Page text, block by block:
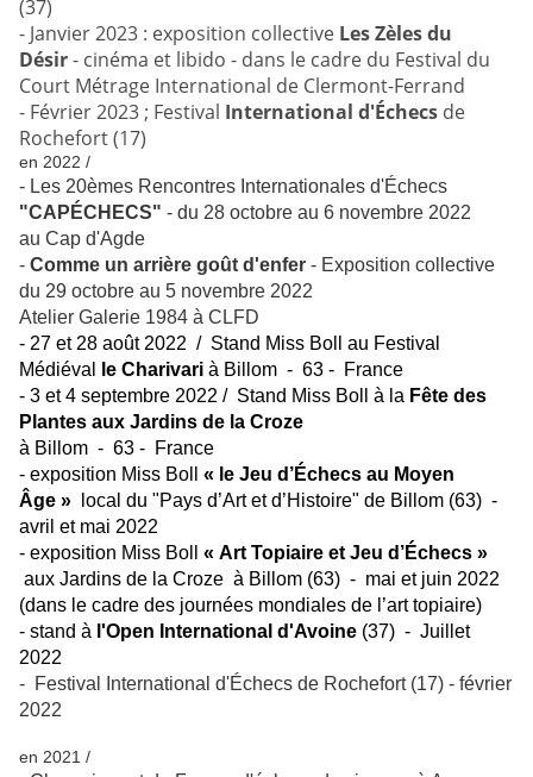
(37)
- Janvier 2023 : exposition collective Les Zèles du
Désir- cinéma et libido - dans le cadre du Festival du
Court Métrage International de Clermont-Ferrand
- Février 2023 ; Festival International d'Échecs de
Rochefort (17)
en 2022 /
- Les 20èmes Rencontres Internationales d'Échecs
"CAPÉCHECS" - du 28 octobre au 6 novembre 2022
au Cap d'Agde
- Comme un arrière goût d'enfer - Exposition collective
du 29 octobre au 5 novembre 2022
Atelier Galerie 1984 à CLFD
- 27 et 28 août 2022 / Stand Miss Boll au Festival
Médiéval
le Charivari à Billom - 63 - France
- 3 et 4 septembre 2022 / Stand Miss Boll à la Fête des
Plantes aux Jardins de la Croze
à Billom - 63 - France
- exposition Miss Boll « le Jeu d’Échecs au Moyen
Âge » local du "Pays d’Art et d’Histoire" de Billom (63) -
avril et mai 2022
- exposition Miss Boll « Art Topiaire et Jeu d’Échecs »
aux Jardins de la Croze à Billom (63) - mai et juin 2022
(dans le cadre des journées mondiales de l’art topiaire)
- stand à l'Open International d'Avoine (37) - Juillet
2022
- Festival International d'Échecs de Rochefort (17) - février
2022
en 2021 /